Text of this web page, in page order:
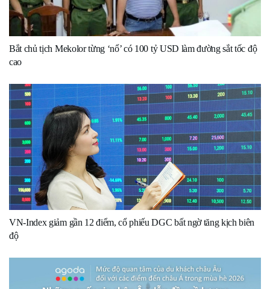
Bắt chủ tịch Mekolor từng ‘nổ’ có 100 tỷ USD làm đường sắt tốc độ
cao
VN-Index giảm gần 12 điểm, cổ phiếu DGC bất ngờ tăng kịch biên
độ